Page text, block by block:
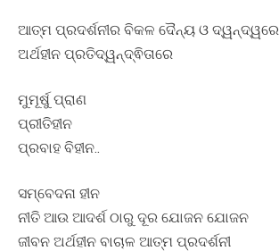
ଆତ୍ମ ପ୍ରଦର୍ଶନୀର ବିକଳ ଦୈନ୍ୟ ଓ ଦ୍ୱନ୍ଦ୍ୱରେ
ଅର୍ଥହୀନ ପ୍ରତିଦ୍ୱନ୍ଦ୍ଵିତାରେ
ମୁମୂର୍ଷୁ ପ୍ରାଣ
ପ୍ରୀତିହୀନ
ପ୍ରବାହ ବିହୀନ..
ସମ୍ବେଦନା ହୀନ
ନୀତି ଆଉ ଆଦର୍ଶ ଠାରୁ ଦୂର ଯୋଜନ ଯୋଜନ
ଜୀବନ ଅର୍ଥହୀନ ବାଚାଳ ଆତ୍ମ ପ୍ରଦର୍ଶନୀ